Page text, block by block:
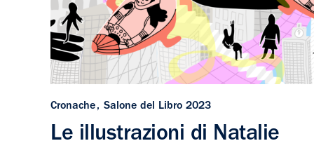
Cronache Salone del Libro 2023
Le illustrazioni di Natalie